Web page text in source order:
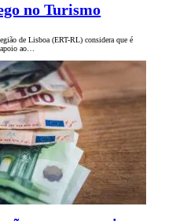
no Turismo
de Lisboa (ERT-RL) considera que é
apoio ao…